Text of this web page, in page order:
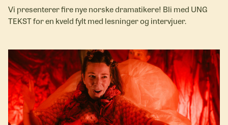
Vi presenterer fire nye norske dramatikere! Bli med UNG
TEKST for en kveld fylt med lesninger og intervjuer.